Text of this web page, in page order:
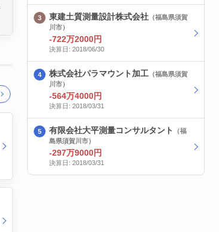
東建土質測量設計株式会社 （福島県須賀
川市）
-722万2000円
決算日: 2018/06/30
株式会社パラマウント加工 （福島県須賀
川市）
-564万4000円
決算日: 2018/03/31
有限会社大平測量コンサルタント
（福
島県須賀川市）
-297万9000円
決算日: 2018/03/31